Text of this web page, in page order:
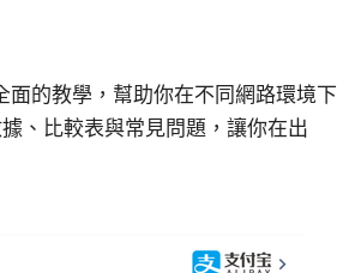
的教學，幫助你在不同網路環境下
、比較表與常見問題，讓你在出